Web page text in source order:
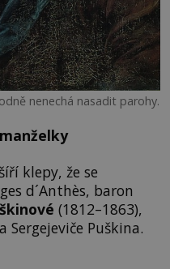
nenechá nasadit parohy.
klepy, že se
d´Anthès, baron
(1812–1863),
Sergejeviče Puškina.